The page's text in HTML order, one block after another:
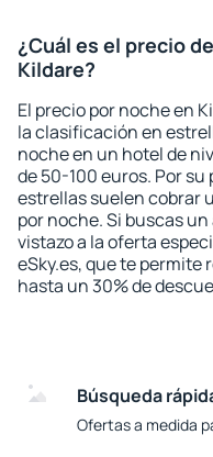
¿Cuál es el precio
Kildare?
El precio por noche en
la clasificación en
noche en un hotel de
de 50-100 euros. Por
estrellas suelen cobrar
por noche. Si buscas
vistazo a la oferta
eSky.es, que te permite
hasta un 30% de
Búsqueda
Ofertas a medida